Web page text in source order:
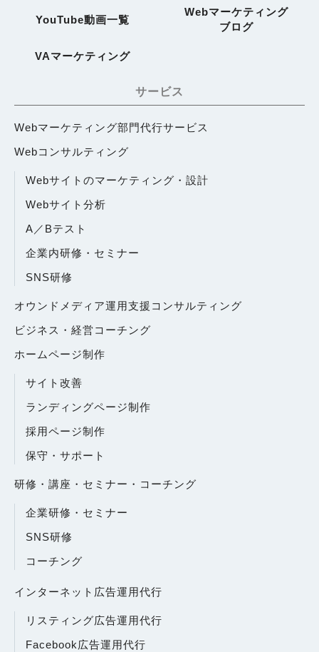
YouTube動画一覧
Webマーケティング
ブログ
VAマーケティング
サービス
Webマーケティング部門代行サービス
Webコンサルティング
Webサイトのマーケティング・設計
Webサイト分析
A／Bテスト
企業内研修・セミナー
SNS研修
オウンドメディア運用支援コンサルティング
ビジネス・経営コーチング
ホームページ制作
サイト改善
ランディングページ制作
採用ページ制作
保守・サポート
研修・講座・セミナー・コーチング
企業研修・セミナー
SNS研修
コーチング
インターネット広告運用代行
リスティング広告運用代行
Facebook広告運用代行